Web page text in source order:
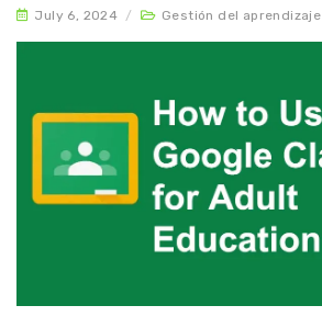
July 6, 2024 / Gestión del aprendizaje